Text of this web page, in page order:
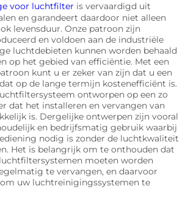
voor luchtfilter is vervaardigd uit
en garandeert daardoor niet alleen
levensduur. Onze patroon zijn
en voldoen aan de industriële
luchtdebieten kunnen worden behaald
op het gebied van efficiëntie. Met een
kunt u er zeker van zijn dat u een
op de lange termijn kostenefficiënt is.
ontworpen op een zo
dat het installeren en vervangen van
is. Dergelijke ontwerpen zijn vooral
en bedrijfsmatig gebruik waarbij
nodig is zonder de luchtkwaliteit
Het is belangrijk om te onthouden dat
moeten worden
te vervangen, en daarvoor
uw luchtreinigingssystemen te